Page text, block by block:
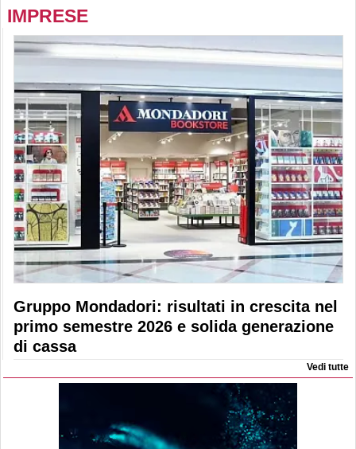
IMPRESE
Gruppo Mondadori: risultati in crescita nel
primo semestre 2026 e solida generazione
di cassa
Vedi tutte